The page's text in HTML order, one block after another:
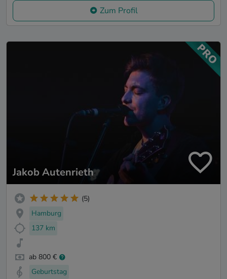
Zum Profil
Jakob Autenrieth
(5)
Hamburg
137 km
ab 800 €
Geburtstag